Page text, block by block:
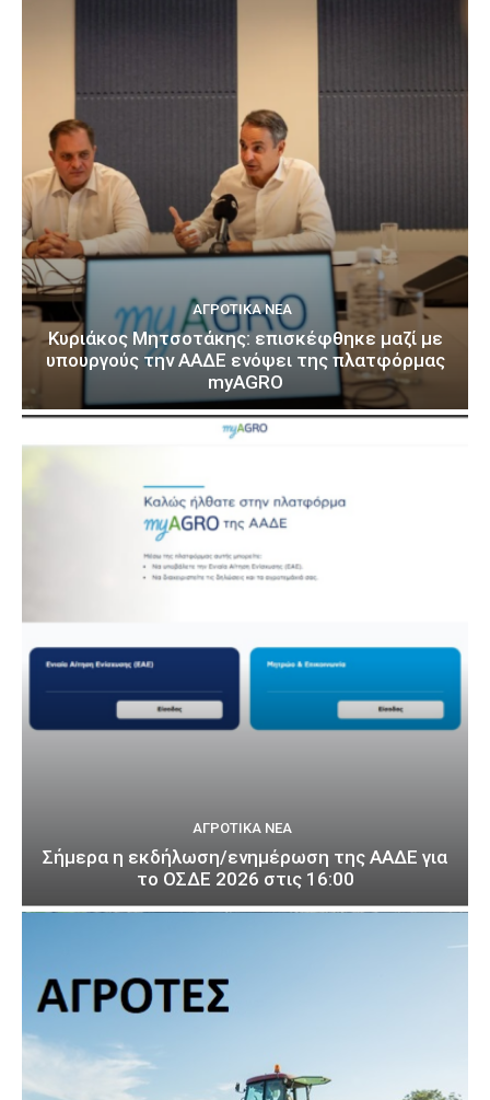
ΑΓΡΟΤΙΚΆ ΝΈΑ
Κυριάκος Μητσοτάκης: επισκέφθηκε μαζί με
υπουργούς την ΑΑΔΕ ενόψει της πλατφόρμας
myAGRO
ΑΓΡΟΤΙΚΆ ΝΈΑ
Σήμερα η εκδήλωση/ενημέρωση της ΑΑΔΕ για
το ΟΣΔΕ 2026 στις 16:00